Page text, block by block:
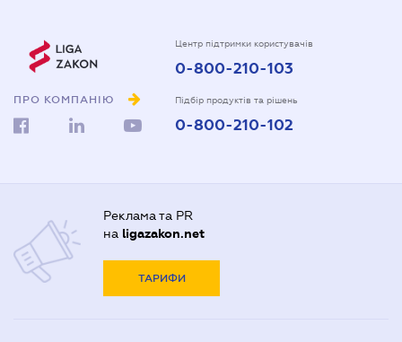
ПРО КОМПАНІЮ
Центр підтримки користувачів
0-800-210-103
Підбір продуктів та рішень
0-800-210-102
Реклама та PR
на ligazakon.net
ТАРИФИ